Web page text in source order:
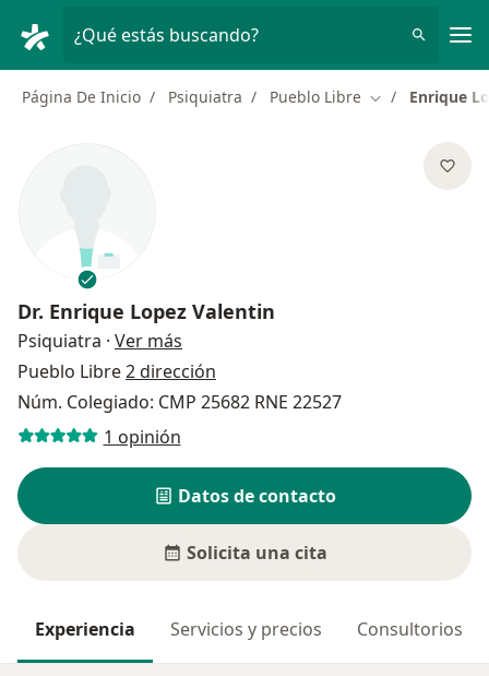
¿Qué estás buscando?
Página De Inicio Psiquiatra Pueblo Libre Cambiar de
Enrique
Dr. Enrique Lopez Valentin
Psiquiatra · Ver más
Pueblo Libre2 dirección
Núm. Colegiado: CMP 25682 RNE 22527
1 opinión
Datos de contacto
Solicita una cita
Experiencia Servicios y precios Consultorios